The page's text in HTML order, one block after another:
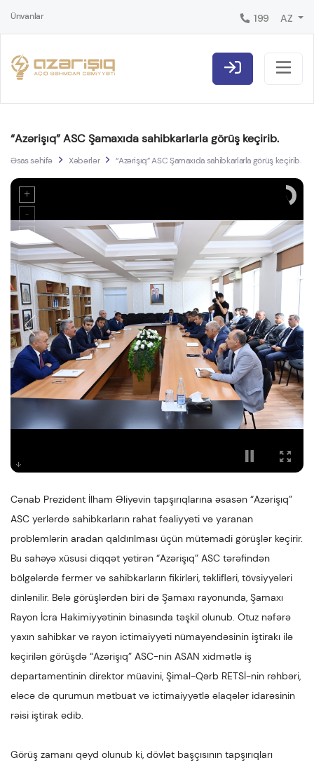
Ünvanlar 199 AZ
“Azərişıq” ASC Şamaxıda sahibkarlarla görüş keçirib.
Əsas səhifə Xəbərlər “Azərişıq” ASC Şamaxıda sahibkarlarla görüş keçirib.
Cənab Prezident İlham Əliyevin tapşırıqlarına əsasən “Azərişıq”
ASC yerlərdə sahibkarların rahat fəaliyyəti və yaranan
problemlərin aradan qaldırılması üçün mütəmadi görüşlər keçirir.
Bu sahəyə xüsusi diqqət yetirən “Azərişıq” ASC tərəfindən
bölgələrdə fermer və sahibkarların fikirləri, təklifləri, tövsiyyələri
dinlənilir. Belə görüşlərdən biri də Şamaxı rayonunda, Şamaxı
Rayon İcra Hakimiyyətinin binasında təşkil olunub. Otuz nəfərə
yaxın sahibkar və rayon ictimaiyyəti nümayəndəsinin iştirakı ilə
keçirilən görüşdə “Azərişıq” ASC-nin ASAN xidmətlə iş
departamentinin direktor müavini, Şimal-Qərb RETSİ-nin rəhbəri,
eləcə də qurumun mətbuat və ictimaiyyətlə əlaqələr idarəsinin
rəisi iştirak edib.
Görüş zamanı qeyd olunub ki, dövlət başçısının tapşırıqları